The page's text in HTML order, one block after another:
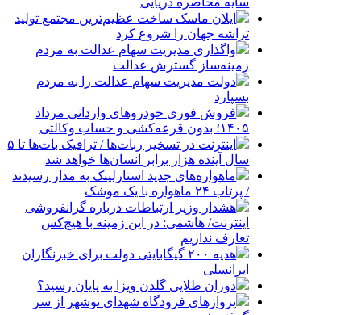
ایلان ماسک ساخت عظیم‌ترین مجتمع تولید
تراشه جهان را شروع کرد
واگذاری مدیریت سهام عدالت به مردم
زمینه‌ساز گسترش عدالت
دولت مدیریت سهام عدالت را به مردم
بسپارد
فروش فوری خودروهای وارداتی مرداد
۱۴۰۵؛ بدون قرعه‌کشی و حساب وکالتی
اینترنت در تسخیر ربات‌ها / ترافیک بات‌ها تا ۵
سال آینده هزار برابر انسان‌ها خواهد شد
ماهواره‌های جدید استارلینک به مدار رسیدند
/ پرتاب ۲۴ ماهواره با یک موشک
هشدار وزیر ارتباطات درباره گرانفروشی
اینترنت/ هاشمی: در این زمینه با هیچ‌کس
تعارف نداریم
هدیه ۲۰۰ گیگابایتی دولت برای خبرنگاران
ایرانسلی
دوران طلایی گلدن ویزا به پایان رسید؟
پروازهای فرودگاه شهدای نوشهر از سر